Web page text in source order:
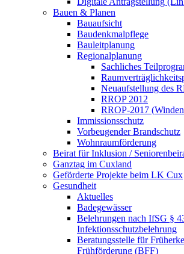
Bauen & Planen
Bauaufsicht
Baudenkmalpflege
Bauleitplanung
Regionalplanung
Sachliches
Neuaufstellung des
RROP 2012
RROP-2017
Immissionsschutz
Vorbeugender Brandschutz
Wohnraumförderung
Beirat für Inklusion /
Ganztag im Cuxland
Geförderte Projekte beim LK Cux
Gesundheit
Aktuelles
Badegewässer
Belehrungen nach IfSG §
Infektionsschutzbelehrung
Beratungsstelle für
Frühförderung (BFF)